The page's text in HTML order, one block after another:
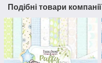
Подібні товари компанії